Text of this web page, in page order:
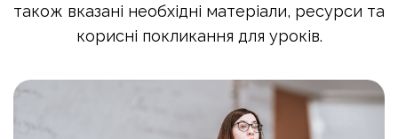
також вказані необхідні матеріали, ресурси та
корисні покликання для уроків.